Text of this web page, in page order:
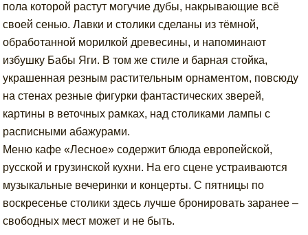
пола которой растут могучие дубы, накрывающие всё
своей сенью. Лавки и столики сделаны из тёмной,
обработанной морилкой древесины, и напоминают
избушку Бабы Яги. В том же стиле и барная стойка,
украшенная резным растительным орнаментом, повсюду
на стенах резные фигурки фантастических зверей,
картины в веточных рамках, над столиками лампы с
расписными абажурами.
Меню кафе «Лесное» содержит блюда европейской,
русской и грузинской кухни. На его сцене устраиваются
музыкальные вечеринки и концерты. С пятницы по
воскресенье столики здесь лучше бронировать заранее –
свободных мест может и не быть.